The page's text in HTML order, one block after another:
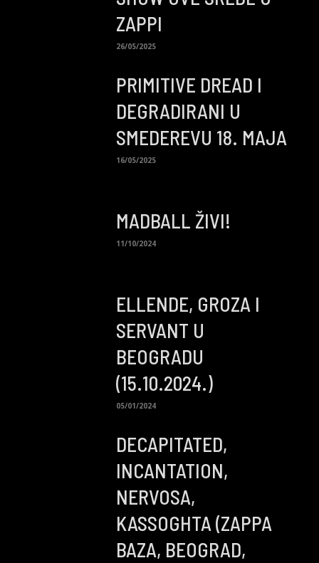
ZAPPI
26/05/2025
PRIMITIVE DREAD I
DEGRADIRANI U
SMEDEREVU 18. MAJA
16/05/2025
MADBALL ŽIVI!
11/10/2024
ELLENDE, GROZA I
SERVANT U
BEOGRADU
(15.10.2024.)
05/01/2024
DECAPITATED,
INCANTATION,
NERVOSA,
KASSOGHTA (ZAPPA
BAZA, BEOGRAD,